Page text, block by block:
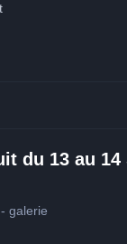
du 13 au 14
galerie